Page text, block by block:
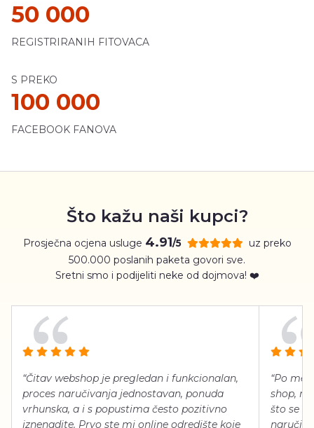
50 000
REGISTRIRANIH FITOVACA
S PREKO
100 000
FACEBOOK FANOVA
Što kažu naši kupci?
Prosječna ocjena usluge 4.91/5
uz preko
500.000 poslanih paketa govori sve.
Sretni smo i podijeliti neke od dojmova! ❤️
“Čitav webshop je pregledan i funkcionalan,
proces naručivanja jednostavan, ponuda
vrhunska, a i s popustima često pozitivno
iznenadite. Prvo ste mi online odredište koje
“Po
shop,
što se
naručiti,